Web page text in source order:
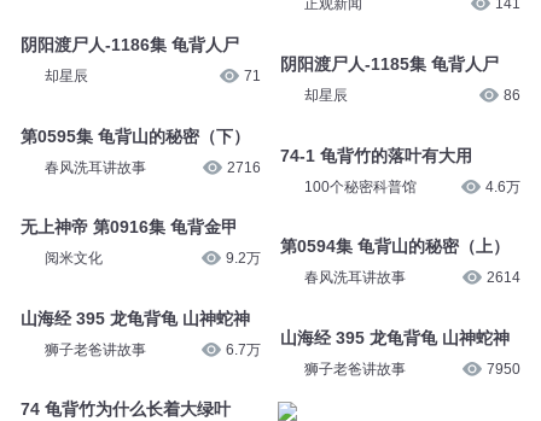
阴阳渡尸人-1186集 龟背人尸
却星辰 71
第0595集 龟背山的秘密（下）
春风洗耳讲故事 2716
无上神帝 第0916集 龟背金甲
阅米文化 9.2万
山海经 395 龙龟背龟 山神蛇神
狮子老爸讲故事 6.7万
74 龟背竹为什么长着大绿叶
正观新闻 141
阴阳渡尸人-1185集 龟背人尸
却星辰 86
74-1 龟背竹的落叶有大用
100个秘密科普馆 4.6万
第0594集 龟背山的秘密（上）
春风洗耳讲故事 2614
山海经 395 龙龟背龟 山神蛇神
狮子老爸讲故事 7950